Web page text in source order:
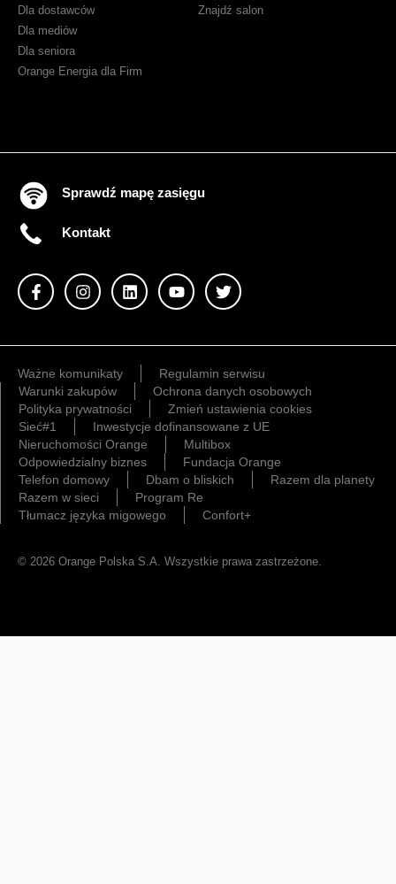
Dla dostawców
Dla mediów
Dla seniora
Orange Energia dla Firm
Znajdź salon
Sprawdź mapę zasięgu
Kontakt
Ważne komunikaty
Regulamin serwisu
Warunki zakupów
Ochrona danych osobowych
Polityka prywatności
Zmień ustawienia cookies
Sieć#1
Inwestycje dofinansowane z UE
Nieruchomości Orange
Multibox
Odpowiedzialny biznes
Fundacja Orange
Telefon domowy
Dbam o bliskich
Razem dla planety
Razem w sieci
Program Re
Tłumacz języka migowego
Confort+
© 2026 Orange Polska S.A. Wszystkie prawa zastrzeżone.